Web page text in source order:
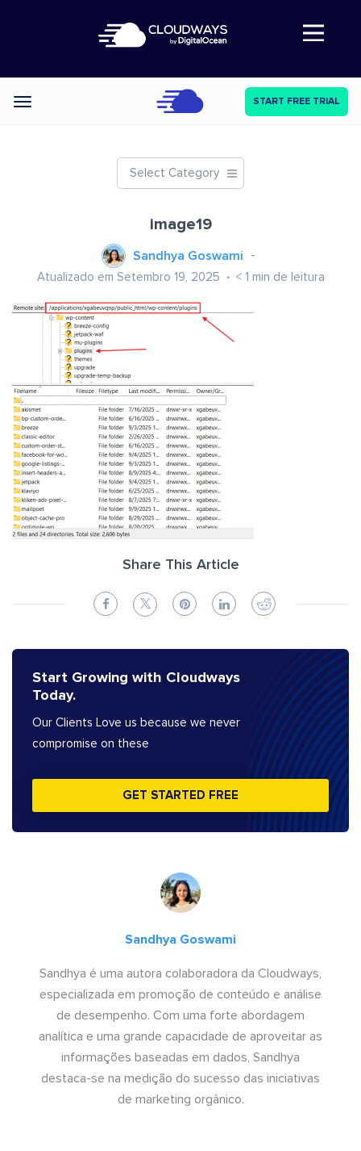
Abre a navegação
Categories START FREE TRIAL
Select Category
image19
Sandhya Goswami
Atualizado em Setembro 19, 2025 < 1 min de leitura
Share This Article
Start Growing with Cloudways
Today.
Our Clients Love us because we never
compromise on these
GET STARTED FREE
Sandhya Goswami
Sandhya é uma autora colaboradora da Cloudways,
especializada em promoção de conteúdo e análise
de desempenho. Com uma forte abordagem
analítica e uma grande capacidade de aproveitar as
informações baseadas em dados, Sandhya
destaca-se na medição do sucesso das iniciativas
de marketing orgânico.